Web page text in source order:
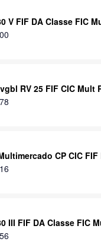
V FIF DA Classe FIC
RV 25 FIF CIC Mult
CP CIC FIF
III FIF DA Classe FIC